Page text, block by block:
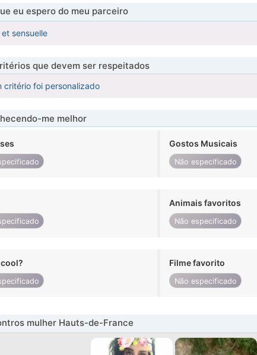
eu espero do meu parceiro
sensuelle
que devem ser respeitados
critério foi personalizado
me melhor
Gostos Musicais
Não especificado
Animais favoritos
Não especificado
Filme favorito
Não especificado
mulher Hauts-de-France